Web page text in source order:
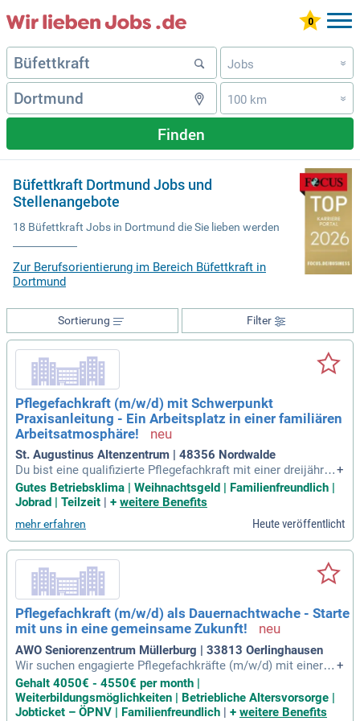
Jobs »
100 km »
Finden
Büfettkraft Dortmund Jobs und
Stellenangebote
18 Büfettkraft Jobs in Dortmund die Sie lieben werden
Zur Berufsorientierung im Bereich Büfettkraft in
Dortmund
Filter
Sortierung
Pflegefachkraft (m/w/d) mit Schwerpunkt
Praxisanleitung - Ein Arbeitsplatz in einer familiären
Arbeitsatmosphäre!
St. Augustinus Altenzentrum | 48356 Nordwalde
Du bist eine qualifizierte Pflegefachkraft mit einer dreijährig
en Ausbildung und zeichnest dich durch offene, freundliche
Kommunikation aus? Dann bieten wir dir ein attraktives Arb
eien Tagen bei Wechselschicht. Unsere betrieblichen Zusatz
renten sichern deine Zukunft, während wir deine Weiterbildu
ng zum Beispiel in Wundmanagement oder Palliativ-Care unt
erstützen und finanzieren. Neben einer fairen Bezahlung nac
h AVR-C, Weihnachtsgeld und Einspringprämien legen wir gr
oßen Wert auf familienfreundliche Dienstzeiten. Flexible Sc
hichtmodelle passen wir an deine Lebenslage an, damit du
Beruf und Privatleben bestens vereinbaren kannst. Profitiere
zudem von Jobrad, kostenlosen Parkplätzen und Unterstütz
ung bei der Wohnungssuche!
+
Gutes Betriebsklima | Weihnachtsgeld | Familienfreundlich |
Jobrad | Teilzeit
+ weitere Benefits
mehr erfahren Heute veröffentlicht
Pflegefachkraft (m/w/d) als Dauernachtwache - Starte
mit uns in eine gemeinsame Zukunft!
AWO Seniorenzentrum Müllerburg | 33813 Oerlinghausen
Wir suchen engagierte Pflegefachkräfte (m/w/d) mit einer a
bgeschlossenen Berufsausbildung und einem hohen Maß an
Einfühlungsvermögen. Bei uns erwarten Dich ein betrieblich
es Gesundheitsmanagement sowie eine tarifliche Vergütun
+
Gehalt 4050€ - 4550€ per month |
Weiterbildungsmöglichkeiten | Betriebliche Altersvorsorge |
Jobticket – ÖPNV | Familienfreundlich | + weitere Benefits